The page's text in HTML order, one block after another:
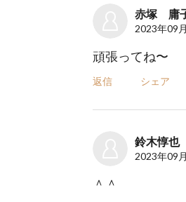
赤塚 庸
2023年09
頑張ってね〜
返信 シェア
鈴木惇也
2023年09
＾＾